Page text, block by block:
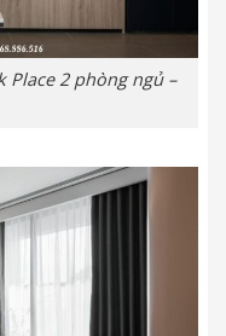
Place 2 phòng ngủ –